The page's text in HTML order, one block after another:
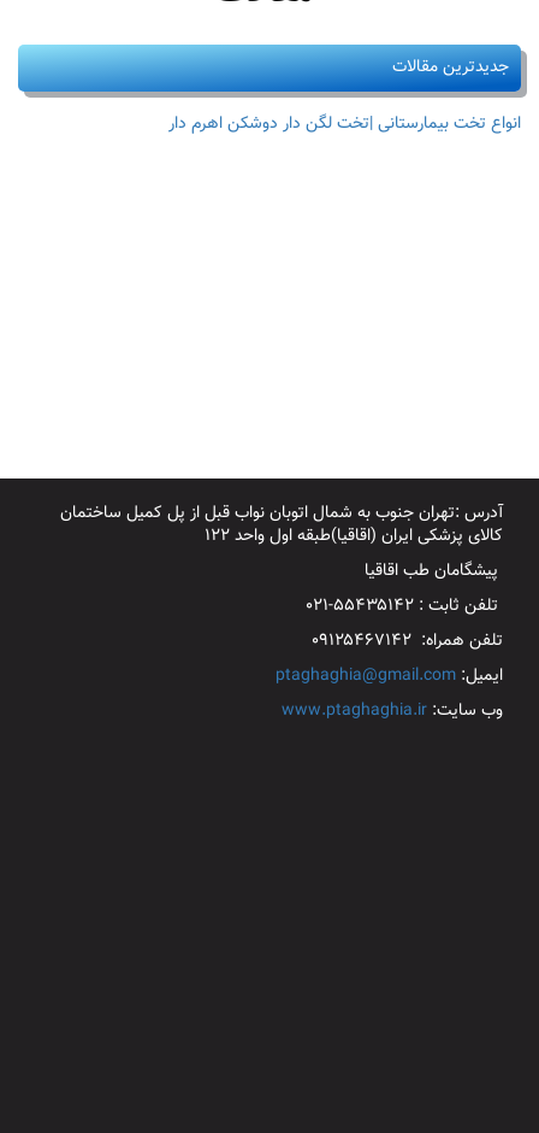
جدیدترین مقالات
انواع تخت بیمارستانی |تخت لگن دار دوشکن اهرم دار
آدرس :تهران جنوب به شمال اتوبان نواب قبل از پل کمیل ساختمان
کالای پزشکی ایران (اقاقیا)طبقه اول واحد ۱۲۲
پیشگامان طب اقاقیا
تلفن ثابت : ۵۵۴۳۵۱۴۲-۰۲۱
تلفن همراه: ۰۹۱۲۵۴۶۷۱۴۲
ایمیل: ptaghaghia@gmail.com
وب سایت: www.ptaghaghia.ir